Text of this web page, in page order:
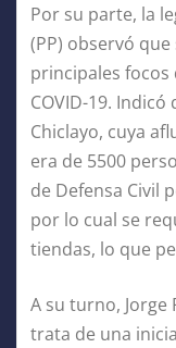
Por su parte, la
(PP) observó
principales focos
COVID-19.
Chiclayo, cuya
era de 5500
de Defensa Civil
por lo cual se
tiendas, lo que
A su turno, Jorge
trata de una